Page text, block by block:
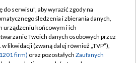
TVP
Regulamin TVP
prywatności
serwisu", aby wyrazić zgody na
śledzenia i zbierania danych,
urządzeniu końcowym i ich
Twoich danych osobowych przez
likwidacji (zwaną dalej również „TVP”),
firm) oraz pozostałych Zaufanych